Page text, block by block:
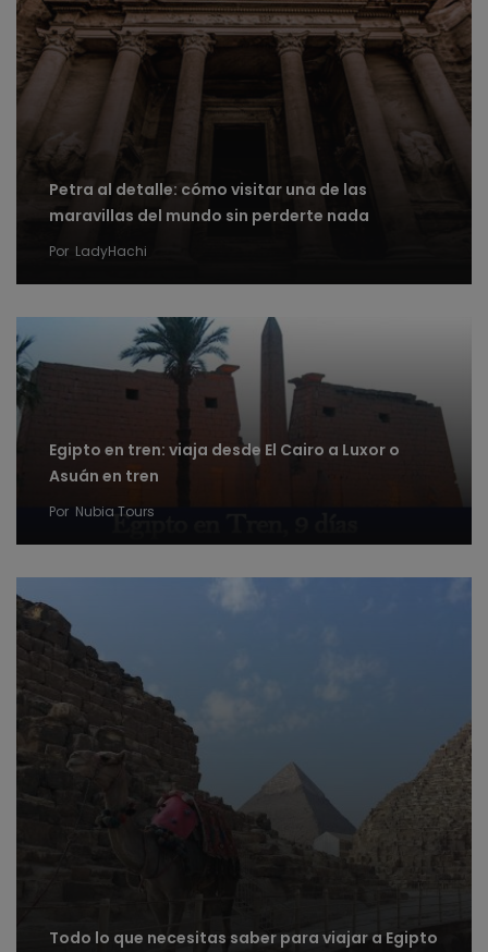
Petra al detalle: cómo visitar una de las
maravillas del mundo sin perderte nada
Por LadyHachi
Egipto en tren: viaja desde El Cairo a Luxor o
Asuán en tren
Por Nubia Tours
Todo lo que necesitas saber para viajar a Egipto